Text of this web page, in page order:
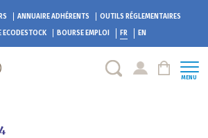
ANNUAIRE ADHÉRENTS
OUTILS RÉGLEMENTAIRES
ECODESTOCK BOURSE EMPLOI FR EN
MENU